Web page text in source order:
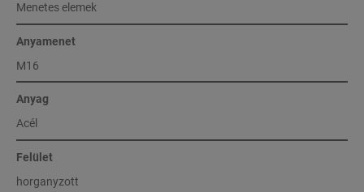
Menetes elemek
Anyamenet
M16
Anyag
Acél
Felület
horganyzott